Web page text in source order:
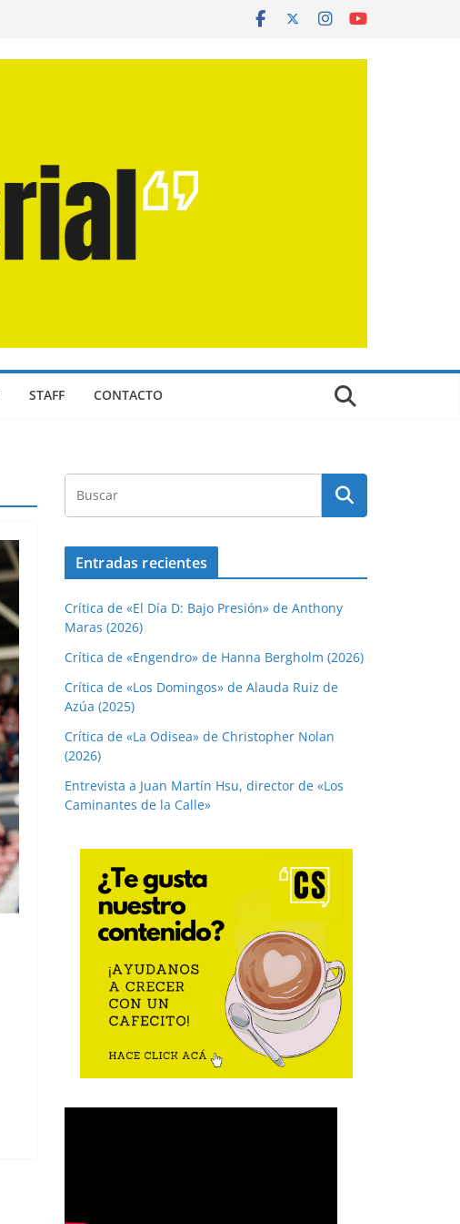
STAFF CONTACTO
Entradas recientes
Crítica de «El Día D: Bajo Presión» de Anthony
Maras (2026)
Crítica de «Engendro» de Hanna Bergholm (2026)
Crítica de «Los Domingos» de Alauda Ruiz de
Azúa (2025)
Crítica de «La Odisea» de Christopher Nolan
(2026)
Entrevista a Juan Martín Hsu, director de «Los
Caminantes de la Calle»